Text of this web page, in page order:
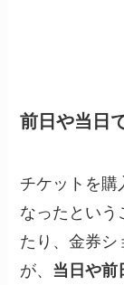
前日や当日
チケットを購
なったという
たり、金券シ
が、 当日や前